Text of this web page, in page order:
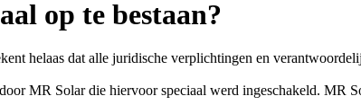
op te bestaan?
helaas dat alle juridische verplichtingen en
MR Solar die hiervoor speciaal werd ingeschakeld. MR